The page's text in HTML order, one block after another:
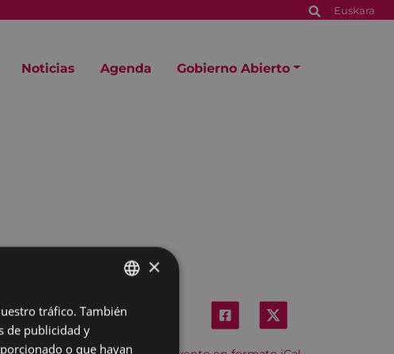
Euskara
Noticias Agenda Gobierno Abierto
BASQUE
×
tráfico. También
de publicidad y
o que hayan